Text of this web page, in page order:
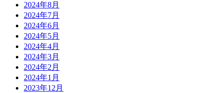
2024年8月
2024年7月
2024年6月
2024年5月
2024年4月
2024年3月
2024年2月
2024年1月
2023年12月